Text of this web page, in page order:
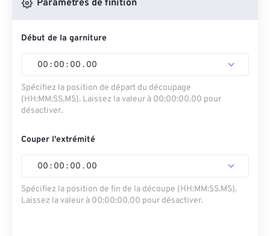
Paramètres de finition
Début de la garniture
00 : 00 : 00 . 00
Spécifiez la position de départ du découpage
(HH:MM:SS.MS). Laissez la valeur à 00:00:00.00 pour
désactiver.
Couper l'extrémité
00 : 00 : 00 . 00
Spécifiez la position de fin de la découpe (HH:MM:SS.MS).
Laissez la valeur à 00:00:00.00 pour désactiver.